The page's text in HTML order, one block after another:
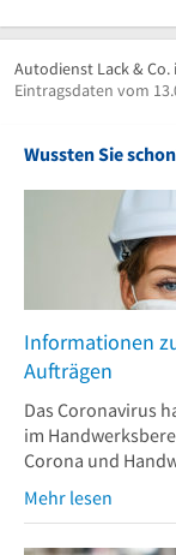
Autodienst Lack &
Eintragsdaten vom
Wussten Sie
Informationen
Aufträgen
Das Coronavirus
im
Corona und
Mehr lesen